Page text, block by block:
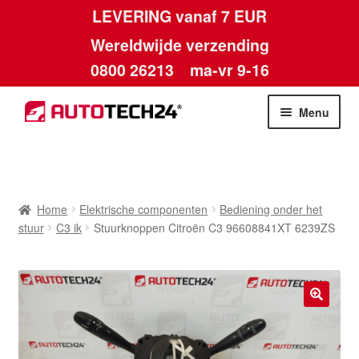
LEVERING vanaf 7 EUR
Wereldwijde verzending
0800 26213 ma-vr 9-16
Skip
to
Skip
to
Menu
Betalingen
Home Elektrische componenten
Bediening onder het
stuur
C3 ik Stuurknoppen Citroën C3 96608841XT 6239ZS